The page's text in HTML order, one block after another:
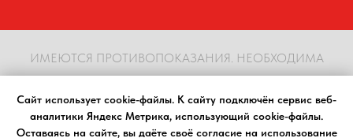
ИМЕЮТСЯ ПРОТИВОПОКАЗАНИЯ. НЕОБХОДИМА
КОНСУЛЬТАЦИЯ СПЕЦИАЛИСТА
Сайт использует cookie-файлы. К cайту подключён сервис веб-
аналитики Яндекс Метрика, использующий cookie-файлы.
Оставаясь на сайте, вы даёте своё согласие на использование